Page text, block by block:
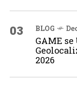
03 BLOG
GAME
2026